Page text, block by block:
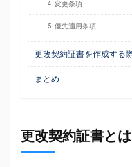
4. 変更条項
5. 優先適用条項
更改契約証書を作成する
まとめ
更改契約証書とは